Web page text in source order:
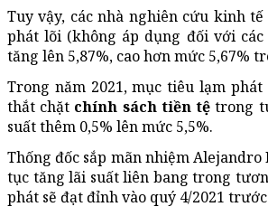
Tuy vậy, các nhà nghiên cứu kinh
phát lõi (không áp dụng đối với
tăng lên 5,87%, cao hơn mức 5,67%
Trong năm 2021, mục tiêu lạm
thắt chặt chính sách tiền tệ trong
suất thêm 0,5% lên mức 5,5%.
Thống đốc sắp mãn nhiệm
tục tăng lãi suất liên bang trong
phát sẽ đạt đỉnh vào quý 4/2021